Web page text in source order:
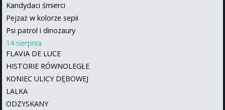
Kandydaci śmierci
Pejzaż w kolorze sepii
Psi patrol i dinozaury
14 sierpnia
FLAVIA DE LUCE
HISTORIE RÓWNOLEGŁE
KONIEC ULICY DĘBOWEJ
LALKA
ODZYSKANY